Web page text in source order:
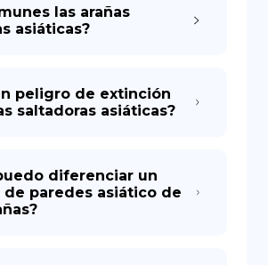
las arañas
asiáticas?
peligro de extinción
saltadoras asiáticas?
diferenciar un
de paredes asiático de